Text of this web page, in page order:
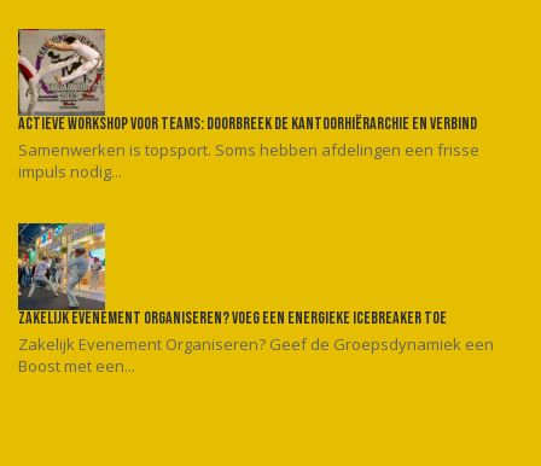
Actieve workshop voor teams: Doorbreek de kantoorhiërarchie en verbind
Samenwerken is topsport. Soms hebben afdelingen een frisse
impuls nodig...
Zakelijk evenement organiseren? Voeg een energieke icebreaker toe
Zakelijk Evenement Organiseren? Geef de Groepsdynamiek een
Boost met een...